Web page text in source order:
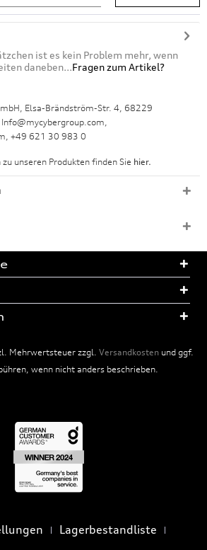
ist es kein Problem mehr, wenn
daneben...Fragen zum Artikel?
Elsa-Brändström-Str. 4, 68229
+49 621 30 983 0
unseren Produkten finden Sie hier.
Mehrwertsteuer zzgl. Versandkostenund ggf.
wenn nicht anders beschrieben.
Lagerbestandliste